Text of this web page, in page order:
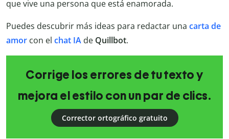
que vive una persona que está enamorada.
Puedes descubrir más ideas para redactar una carta de
amor con el chat IA de Quillbot.
Corrige los errores de tu texto y
mejora el estilo con un par de clics.
Corrector ortográfico gratuito